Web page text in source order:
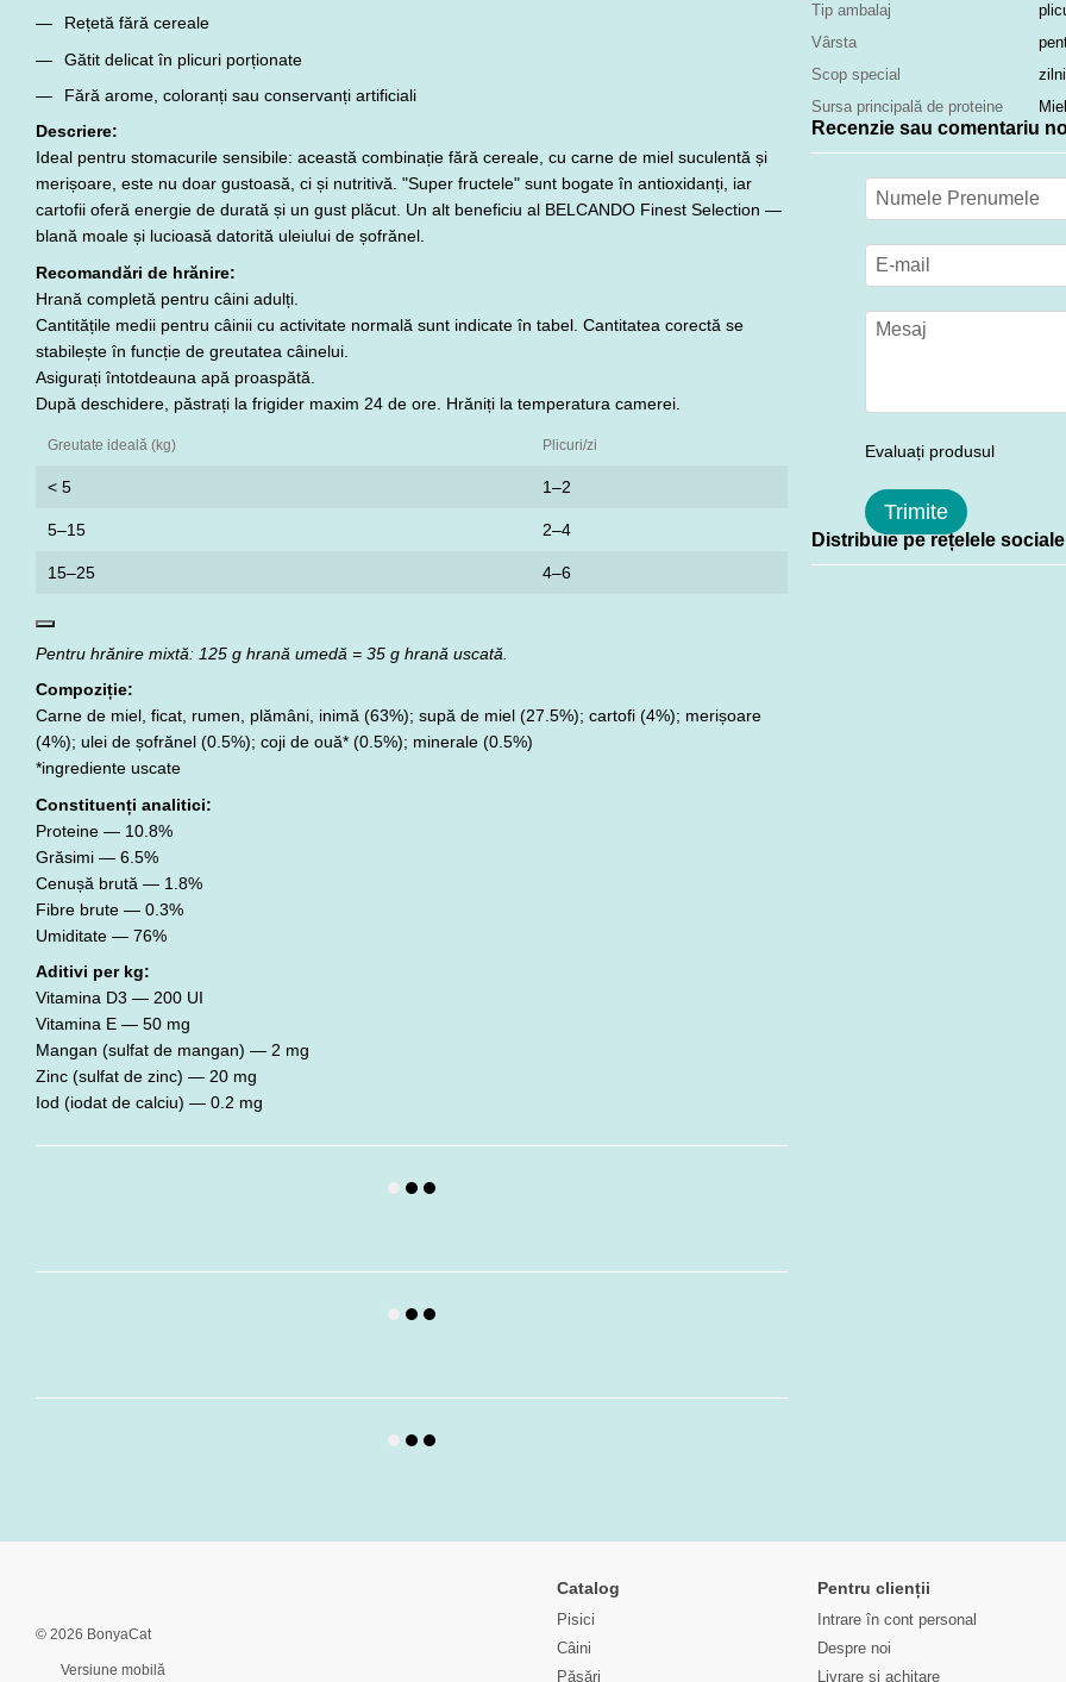
Rețetă fără cereale
Gătit delicat în plicuri porționate
Fără arome, coloranți sau conservanți artificiali
Descriere:
Ideal pentru stomacurile sensibile: această combinație fără cereale, cu carne de miel suculentă și
merișoare, este nu doar gustoasă, ci și nutritivă. "Super fructele" sunt bogate în antioxidanți, iar
cartofii oferă energie de durată și un gust plăcut. Un alt beneficiu al BELCANDO Finest Selection —
blană moale și lucioasă datorită uleiului de șofrănel.
Recomandări de hrănire:
Hrană completă pentru câini adulți.
Cantitățile medii pentru câinii cu activitate normală sunt indicate în tabel. Cantitatea corectă se
stabilește în funcție de greutatea câinelui.
Asigurați întotdeauna apă proaspătă.
După deschidere, păstrați la frigider maxim 24 de ore. Hrăniți la temperatura camerei.
Greutate ideală (kg) Plicuri/zi
< 5 1–2
5–15 2–4
15–25 4–6
Pentru hrănire mixtă: 125 g hrană umedă = 35 g hrană uscată.
Compoziție:
Carne de miel, ficat, rumen, plămâni, inimă (63%); supă de miel (27.5%); cartofi (4%); merișoare
(4%); ulei de șofrănel (0.5%); coji de ouă* (0.5%); minerale (0.5%)
*ingrediente uscate
Constituenți analitici:
Proteine — 10.8%
Grăsimi — 6.5%
Cenușă brută — 1.8%
Fibre brute — 0.3%
Umiditate — 76%
Aditivi per kg:
Vitamina D3 — 200 UI
Vitamina E — 50 mg
Mangan (sulfat de mangan) — 2 mg
Zinc (sulfat de zinc) — 20 mg
Iod (iodat de calciu) — 0.2 mg
Tip ambalaj
Vârsta
Scop special
Sursa principală de proteine
Miel
Recenzie sau comentariu
Evaluați produsul
Trimite
Distribuie pe rețelele sociale
© 2026 BonyaCat
Versiune mobilă
Catalog
Pisici
Câini
Păsări
Pentru clienții
Intrare în cont personal
Despre noi
Livrare și achitare